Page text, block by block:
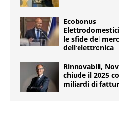
Ecobonus
le sfide del
dell’elettronica
Rinnovabili,
chiude il 2025
miliardi di